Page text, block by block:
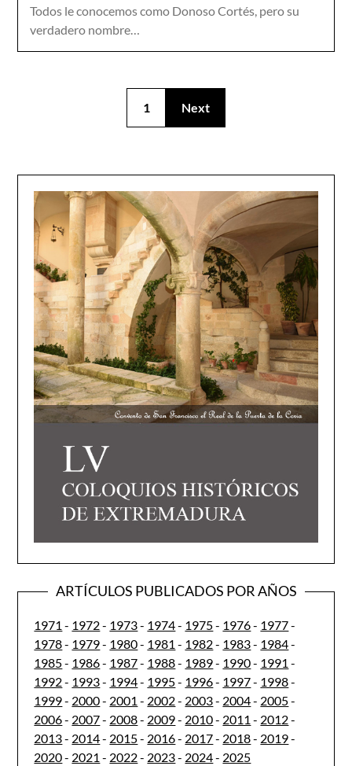
Todos le conocemos como Donoso Cortés, pero su
verdadero nombre…
1 Next
ARTÍCULOS PUBLICADOS POR AÑOS
1971 - 1972- 1973- 1974- 1975- 1976- 1977-
1978- 1979- 1980- 1981 - 1982- 1983- 1984-
1985- 1986- 1987- 1988- 1989- 1990- 1991 -
1992- 1993- 1994- 1995- 1996- 1997- 1998-
1999- 2000- 2001 - 2002- 2003- 2004- 2005-
2006- 2007- 2008- 2009- 2010- 2011 - 2012-
2013- 2014- 2015- 2016- 2017- 2018- 2019-
2020- 2021 - 2022- 2023- 2024- 2025